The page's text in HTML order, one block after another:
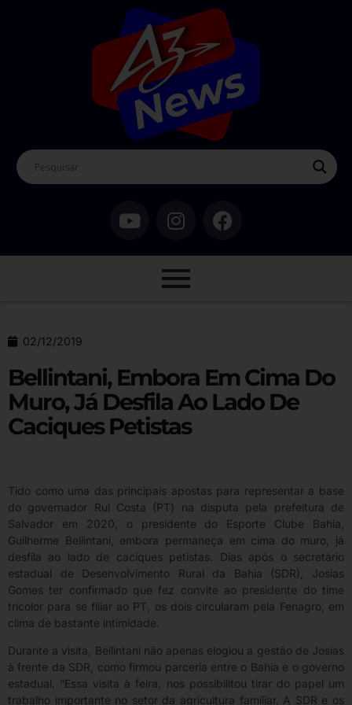
02/12/2019
Bellintani, Embora Em Cima Do
Muro, Já Desfila Ao Lado De
Caciques Petistas
Tido como uma das principais apostas para representar a base
do governador Rui Costa (PT) na disputa pela prefeitura de
Salvador em 2020, o presidente do Esporte Clube Bahia,
Guilherme Bellintani, embora permaneça em cima do muro, já
desfila ao lado de caciques petistas. Dias após o secretário
estadual de Desenvolvimento Rural da Bahia (SDR), Josias
Gomes ter confirmado que fez convite ao presidente do time
tricolor para se filiar ao PT, os dois circularam pela Fenagro, em
clima de bastante intimidade.
Durante a visita, Bellintani não apenas elogiou a gestão de Josias
à frente da SDR, como firmou parceria entre o Bahia e o governo
estadual. “Essa visita à feira, nos possibilitou tirar do papel um
trabalho importante no setor da agricultura familiar. A SDR e os